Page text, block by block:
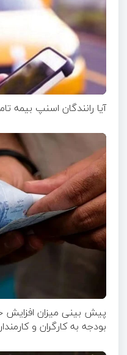
آیا رانندگان اسنپ بیمه
بودجه به کارگران و